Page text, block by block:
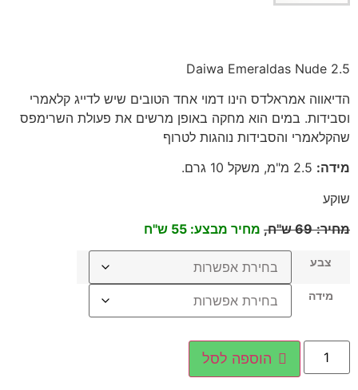
Daiwa Emeraldas Nude 2.5
הדיאווה אמראלדס הינו דמוי אחד הטובים שיש לדייג קלאמרי
וסבידות. במים הוא מחקה באופן מרשים את פעולת השרימפס
שהקלאמרי והסבידות נוהגות לטרוף
מידה: מ"מ, משקל 10 גרם
.
שוקע
מחיר:
69 ש"ח, מחיר מבצע: 55 ש"ח
צבע
מידה
הוספה לסל